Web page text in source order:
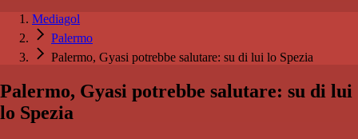
Mediagol
Palermo
Palermo, Gyasi potrebbe salutare: su di lui lo Spezia
Palermo, Gyasi potrebbe salutare: su di lui
lo Spezia